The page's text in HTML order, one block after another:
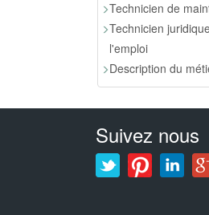
Technicien de
Technicien
l'emploi
Description du
Suivez nous